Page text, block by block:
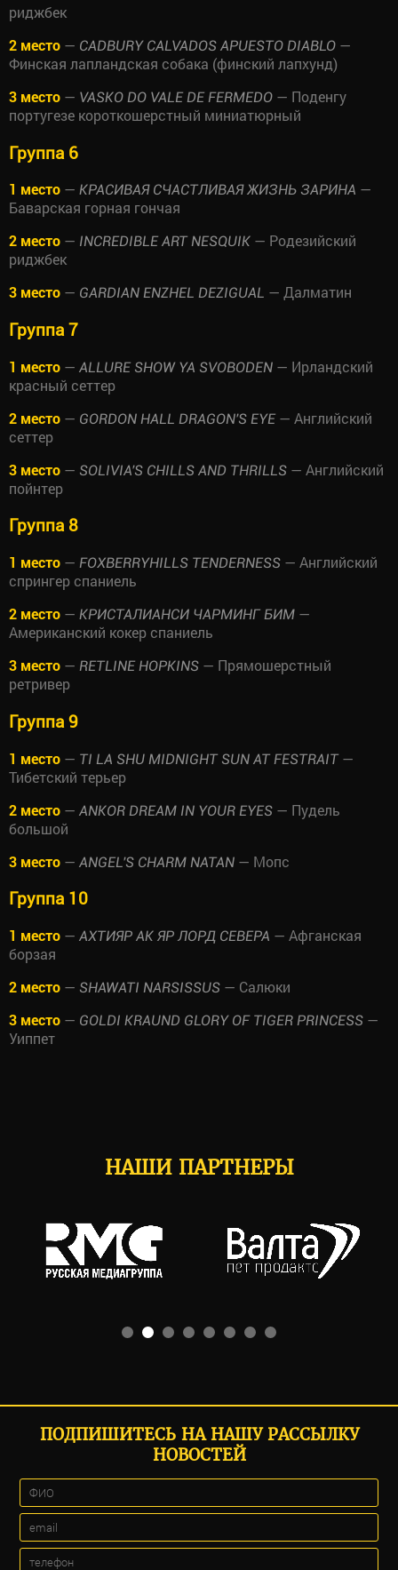
риджбек
2 место — CADBURY CALVADOS APUESTO DIABLO —
Финская лапландская собака (финский лапхунд)
3 место — VASKO DO VALE DE FERMEDO — Поденгу
португезе короткошерстный миниатюрный
Группа 6
1 место — КРАСИВАЯ СЧАСТЛИВАЯ ЖИЗНЬ ЗАРИНА —
Баварская горная гончая
2 место — INCREDIBLE ART NESQUIK — Родезийский
риджбек
3 место — GARDIAN ENZHEL DEZIGUAL — Далматин
Группа 7
1 место — ALLURE SHOW YA SVOBODEN — Ирландский
красный сеттер
2 место — GORDON HALL DRAGON'S EYE — Английский
сеттер
3 место — SOLIVIA'S CHILLS AND THRILLS — Английский
пойнтер
Группа 8
1 место — FOXBERRYHILLS TENDERNESS — Английский
спрингер спаниель
2 место — КРИСТАЛИАНСИ ЧАРМИНГ БИМ —
Американский кокер спаниель
3 место — RETLINE HOPKINS — Прямошерстный
ретривер
Группа 9
1 место — TI LA SHU MIDNIGHT SUN AT FESTRAIT—
Тибетский терьер
2 место — ANKOR DREAM IN YOUR EYES — Пудель
большой
3 место — ANGEL'S CHARM NATAN — Мопс
Группа 10
1 место — АХТИЯР АК ЯР ЛОРД СЕВЕРА — Афганская
борзая
2 место — SHAWATI NARSISSUS — Салюки
3 место — GOLDI KRAUND GLORY OF TIGER PRINCESS —
Уиппет
НАШИ ПАРТНЕРЫ
ПОДПИШИТЕСЬ НА НАШУ РАССЫЛКУ
НОВОСТЕЙ